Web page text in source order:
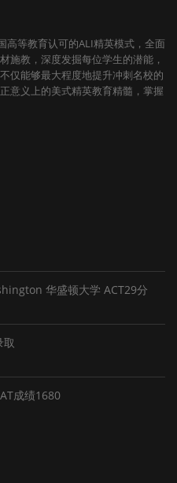
高等教育认可的ALI精英模式，全面
施教，深度发掘每位学生的潜能，
仅能够最大程度地提升冲刺名校的
意义上的美式精英教育精髓，掌握
华盛顿大学 ACT29分
成绩1680